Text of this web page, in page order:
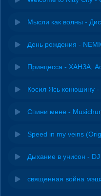
Мысли как волны -
День рождения -
Принцесса - ХАНЗА,
Косил Ясь конюшину
Спини мене -
Speed in my veins
Дыхание в унисон -
священная война